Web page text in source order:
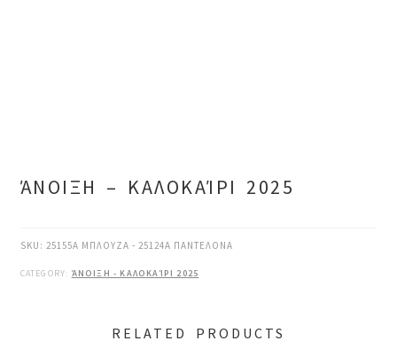
ΆΝΟΙΞΗ – ΚΑΛΟΚΑΊΡΙ 2025
SKU: 25155Α ΜΠΛΟΥΖΑ - 25124Α ΠΑΝΤΕΛΟΝΑ
CATEGORY: ΆΝΟΙΞΗ - ΚΑΛΟΚΑΊΡΙ 2025
RELATED PRODUCTS